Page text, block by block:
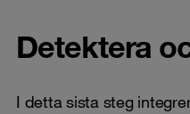
Detektera
I detta sista steg